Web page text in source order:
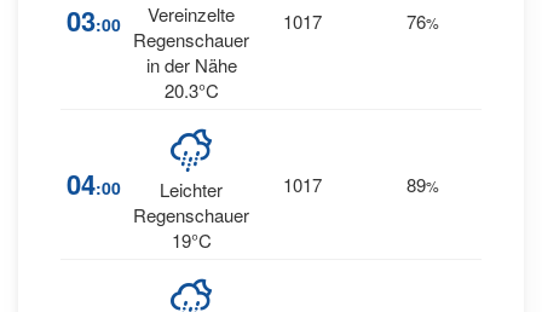
03:00
Vereinzelte
Regenschauer
in der Nähe
20.3°C
1017 76%
04:00
Leichter
Regenschauer
19°C
1017 89%